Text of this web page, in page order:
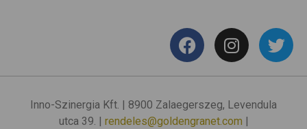
Inno-Szinergia Kft. | 8900 Zalaegerszeg, Levendula
utca 39. | rendeles@goldengranet.com